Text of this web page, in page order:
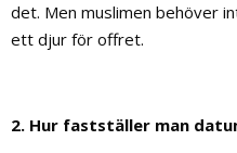
det. Men muslimen behöver
ett djur för offret.
2. Hur fastställer man